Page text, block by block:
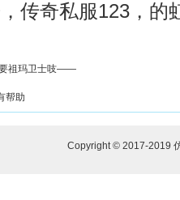
传奇私服123，的
要祖玛卫士吱——
帮助
Copyright © 2017-2019